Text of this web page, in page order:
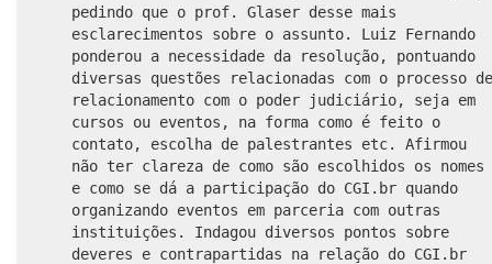
pedindo que o prof. Glaser desse mais
esclarecimentos sobre o assunto. Luiz Fernando
ponderou a necessidade da resolução, pontuando
diversas questões relacionadas com o processo de
relacionamento com o poder judiciário, seja em
cursos ou eventos, na forma como é feito o
contato, escolha de palestrantes etc. Afirmou
não ter clareza de como são escolhidos os nomes
e como se dá a participação do CGI.br quando
organizando eventos em parceria com outras
instituições. Indagou diversos pontos sobre
deveres e contrapartidas na relação do CGI.br